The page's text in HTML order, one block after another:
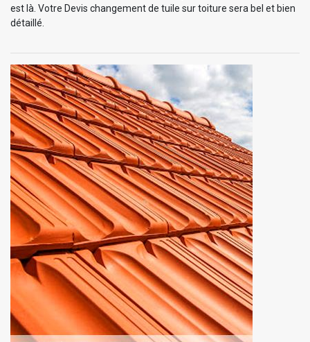
est là. Votre Devis changement de tuile sur toiture sera bel et bien
détaillé.